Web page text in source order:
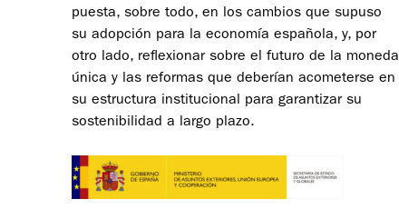
puesta, sobre todo, en los cambios que supuso
su adopción para la economía española, y, por
otro lado, reflexionar sobre el futuro de la moneda
única y las reformas que deberían acometerse en
su estructura institucional para garantizar su
sostenibilidad a largo plazo.